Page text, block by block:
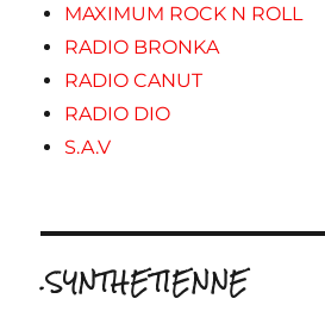
MAXIMUM ROCK N ROLL
RADIO BRONKA
RADIO CANUT
RADIO DIO
S.A.V
.SYNTHETIENNE